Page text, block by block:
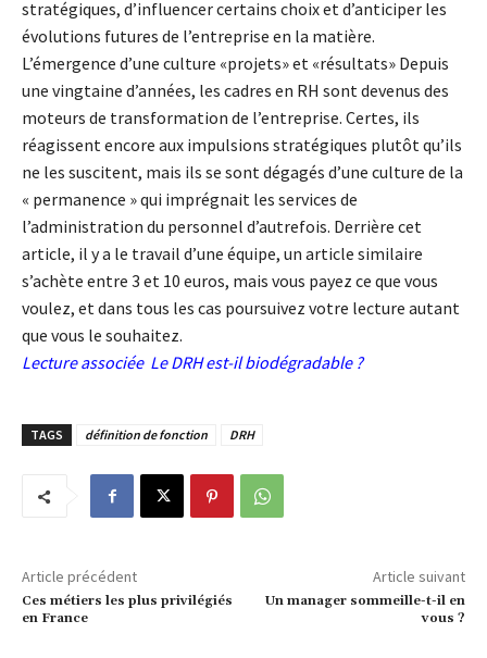
stratégiques, d’influencer certains choix et d’anticiper les
évolutions futures de l’entreprise en la matière.
L’émergence d’une culture «projets» et «résultats» Depuis
une vingtaine d’années, les cadres en RH sont devenus des
moteurs de transformation de l’entreprise. Certes, ils
réagissent encore aux impulsions stratégiques plutôt qu’ils
ne les suscitent, mais ils se sont dégagés d’une culture de la
« permanence » qui imprégnait les services de
l’administration du personnel d’autrefois. Derrière cet
article, il y a le travail d’une équipe, un article similaire
s’achète entre 3 et 10 euros, mais vous payez ce que vous
voulez, et dans tous les cas poursuivez votre lecture autant
que vous le souhaitez.
Lecture associée Le DRH est-il biodégradable ?
TAGS définition de fonction DRH
Article précédent
Ces métiers les plus privilégiés
en France
Article suivant
Un manager sommeille-t-il en
vous ?